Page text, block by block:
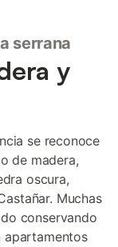
serrana
y
se reconoce
de madera,
oscura,
Muchas
conservando
apartamentos